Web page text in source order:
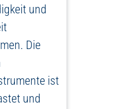
und
Die
ist
und